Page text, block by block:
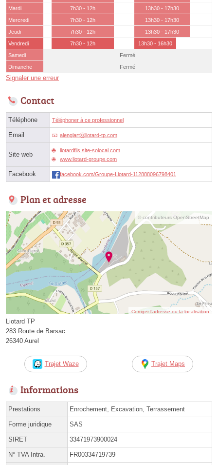
Mardi
7h30 - 12h
13h30 - 17h30
Mercredi
7h30 - 12h
13h30 - 17h30
Jeudi
7h30 - 12h
13h30 - 17h30
Vendredi
7h30 - 12h
13h30 - 16h30
Samedi
Fermé
Dimanche
Fermé
Signaler une erreur
Contact
Téléphone Téléphoner à ce professionnel
Email alenglartⓐliotard-tp.com
Site web
liotardfils.site-solocal.com
www.liotard-groupe.com
Facebook facebook.com/Groupe-Liotard-112888096798401
Plan et adresse
© contributeurs OpenStreetMap
Corriger l’adresse ou la localisation
Liotard TP
283 Route de Barsac
26340 Aurel
Trajet Waze Trajet Maps
Informations
Prestations Enrochement, Excavation, Terrassement
Forme juridique SAS
SIRET 33471973900024
N° TVA Intra. FR00334719739